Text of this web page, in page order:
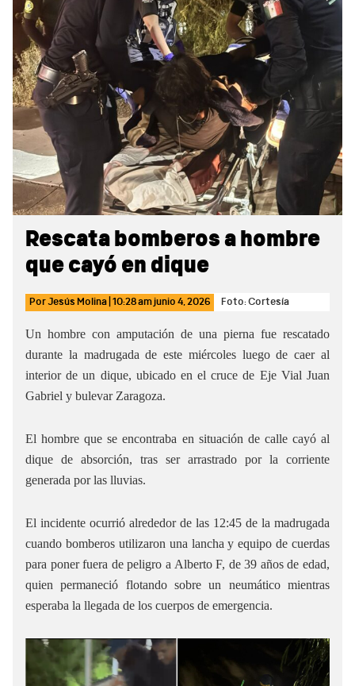
Rescata bomberos a hombre
que cayó en dique
PorJesús Molina 10:28 amjunio 4, 2026 Foto: Cortesía
Un hombre con amputación de una pierna fue rescatado
durante la madrugada de este miércoles luego de caer al
interior de un dique, ubicado en el cruce de Eje Vial Juan
Gabriel y bulevar Zaragoza.
El hombre que se encontraba en situación de calle cayó al
dique de absorción, tras ser arrastrado por la corriente
generada por las lluvias.
El incidente ocurrió alrededor de las 12:45 de la madrugada
cuando bomberos utilizaron una lancha y equipo de cuerdas
para poner fuera de peligro a Alberto F, de 39 años de edad,
quien permaneció flotando sobre un neumático mientras
esperaba la llegada de los cuerpos de emergencia.
Sidebar